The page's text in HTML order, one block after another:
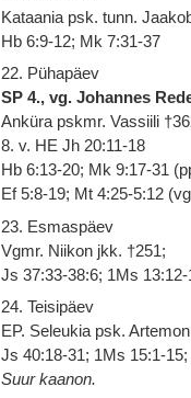
Kataania psk. tunn.
Hb 6:9-12; Mk 7:31-37
22. Pühapäev
SP 4., vg. Johannes
Anküra pskmr. Vassiili
8. v. HE Jh 20:11-18
Hb 6:13-20; Mk 9:17-31
Ef 5:8-19; Mt 4:25-5:12
23. Esmaspäev
Vgmr. Niikon jkk. †251;
Js 37:33-38:6; 1Ms
24. Teisipäev
EP. Seleukia psk.
Js 40:18-31; 1Ms 15:1-
Suur kaanon.